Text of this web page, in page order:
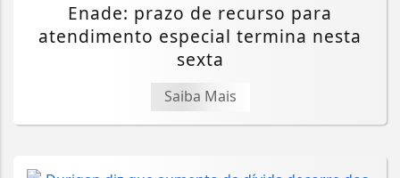
Enade: prazo de recurso para
atendimento especial termina nesta
sexta
Saiba Mais